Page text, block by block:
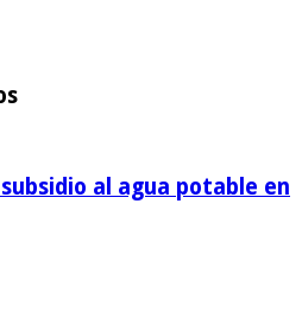
al agua potable en